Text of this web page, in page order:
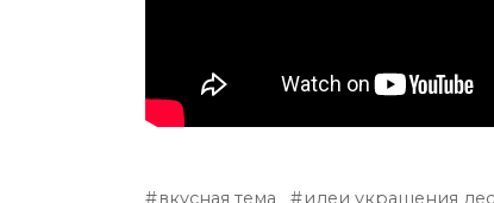
вкусная тема идеи украшения